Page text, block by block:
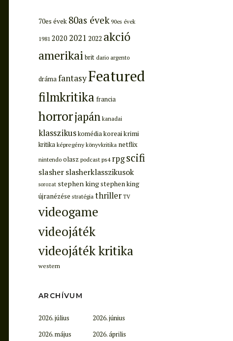
70es évek 80as évek 90es évek
1981 2020 2021 2022 akció
amerikaibrit dario argento
drámafantasyFeatured
filmkritika francia
horrorjapán kanadai
klasszikuskomédiakoreaikrimi
kritikaképregény könyvkritika netflix
nintendo olasz podcast ps4 rpgscifi
slasherslasherklasszikusok
sorozat stephen kingstephen king
újranézése stratégia thriller TV
videogame
videojáték
videojáték kritika
western
ARCHÍVUM
2026. július
2026. június
2026. május
2026. április